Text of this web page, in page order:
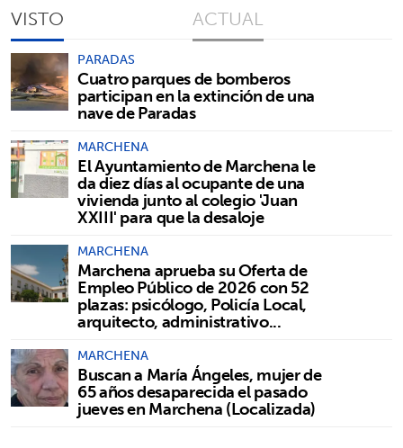
VISTO ACTUAL
PARADAS
Cuatro parques de bomberos
participan en la extinción de una
nave de Paradas
MARCHENA
El Ayuntamiento de Marchena le
da diez días al ocupante de una
vivienda junto al colegio 'Juan
XXIII' para que la desaloje
MARCHENA
Marchena aprueba su Oferta de
Empleo Público de 2026 con 52
plazas: psicólogo, Policía Local,
arquitecto, administrativo...
MARCHENA
Buscan a María Ángeles, mujer de
65 años desaparecida el pasado
jueves en Marchena (Localizada)